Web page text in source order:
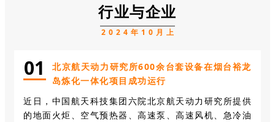
行业与企业
2024年10月上
01
北京航天动力研究所600余台套设备在烟台裕龙
岛炼化一体化项目成功运行
近日，中国航天科技集团六院北京航天动力研究所提供
的地面火炬、空气预热器、高速泵、高速风机、急冷油